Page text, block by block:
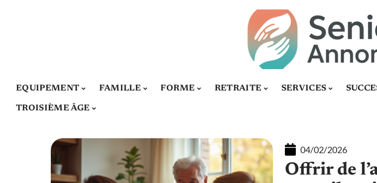
EQUIPEMENT FAMILLE FORME RETRAITE SERVICES
TROISIÈME ÂGE
04/02/2026
Offrir de